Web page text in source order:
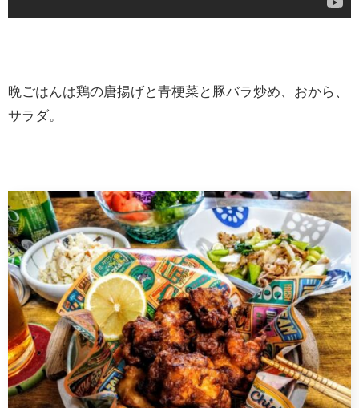
晩ごはんは鶏の唐揚げと青梗菜と豚バラ炒め、おから、
サラダ。